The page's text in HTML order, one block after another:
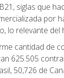
siglas que
por
lo relevante
cantidad de
625.505
50,726 de